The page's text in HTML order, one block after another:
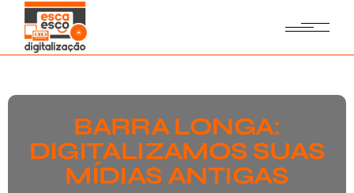
BARRA LONGA:
DIGITALIZAMOS SUAS
MÍDIAS ANTIGAS